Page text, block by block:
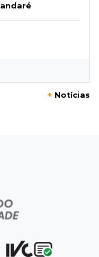
em
a socos
vezes em
+ Notícias